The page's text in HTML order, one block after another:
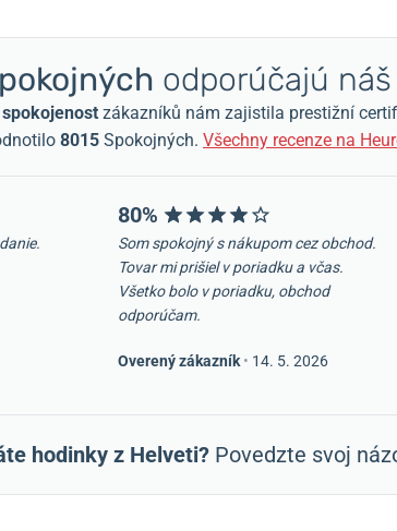
odporúčajú
zákazníků nám zajistila prestižní
8015 Spokojných. Všechny recenze na
80%
Som spokojný s nákupom cez obchod.
Tovar mi prišiel v poriadku a včas.
Všetko bolo v poriadku, obchod
odporúčam.
Overený zákazník • 14. 5. 2026
hodinky z Helveti? Povedzte svoj